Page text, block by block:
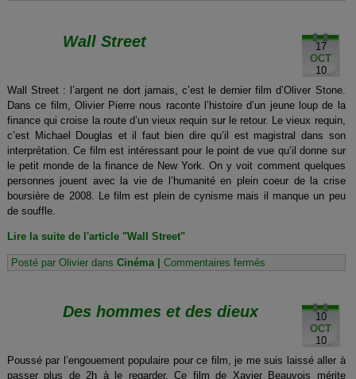
The
17
OCT
10
Wall Street
Wall Street : l’argent ne dort jamais, c’est le dernier film d’Oliver Stone.
Dans ce film, Olivier Pierre nous raconte l’histoire d’un jeune loup de la
finance qui croise la route d’un vieux requin sur le retour. Le vieux requin,
c’est Michael Douglas et il faut bien dire qu’il est magistral dans son
interprétation. Ce film est intéressant pour le point de vue qu’il donne sur
le petit monde de la finance de New York. On y voit comment quelques
personnes jouent avec la vie de l’humanité en plein coeur de la crise
boursière de 2008. Le film est plein de cynisme mais il manque un peu
de souffle.
Lire la suite de l'article "Wall Street"
Posté par Olivier dans Cinéma Commentaires ferméssur
Wall
10
OCT
10
Des hommes et des dieux
Poussé par l’engouement populaire pour ce film, je me suis laissé aller à
passer plus de 2h à le regarder. Ce film de Xavier Beauvois mérite